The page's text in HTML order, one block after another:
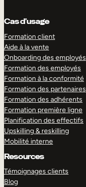
Cas d’usage
Formation client
Aide à la vente
Onboarding des employés
Formation des employés
Formation à la conformité
Formation des partenaires
Formation des adhérents
Formation première ligne
Planification des effectifs
Upskilling & reskilling
Mobilité interne
Resources
Témoignages clients
Blog